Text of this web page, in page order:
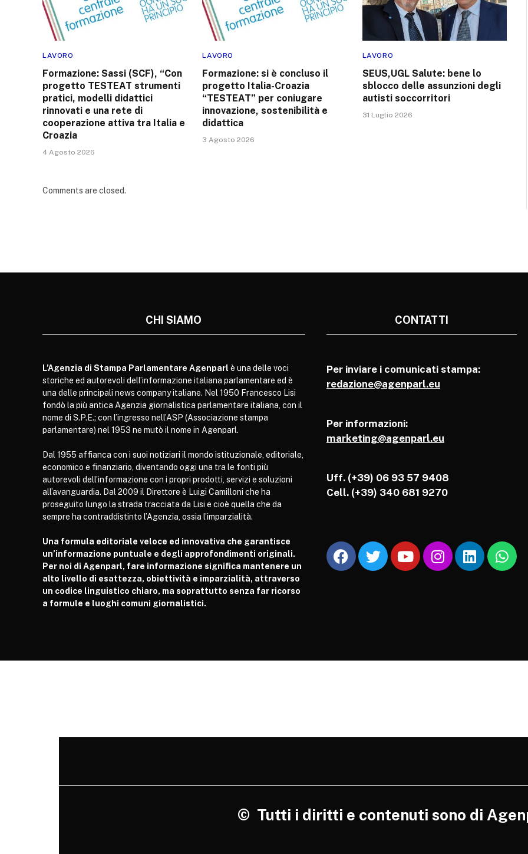
LAVORO
Formazione: Sassi (SCF), “Con
progetto TESTEAT strumenti
pratici, modelli didattici
rinnovati e una rete di
cooperazione attiva tra Italia e
Croazia
4 Agosto 2026
LAVORO
Formazione: si è concluso il
progetto Italia-Croazia
“TESTEAT” per coniugare
innovazione, sostenibilità e
didattica
3 Agosto 2026
LAVORO
SEUS,UGL Salute: bene lo
sblocco delle assunzioni degli
autisti soccorritori
31 Luglio 2026
Comments are closed.
CHI SIAMO
L’Agenzia di Stampa Parlamentare Agenparl è una delle voci
storiche ed autorevoli dell’informazione italiana parlamentare ed è
una delle principali news company italiane. Nel 1950 Francesco Lisi
fondò la più antica Agenzia giornalistica parlamentare italiana, con il
nome di S.P.E.; con l’ingresso nell’ASP (Associazione stampa
parlamentare) nel 1953 ne mutò il nome in Agenparl.
Dal 1955 affianca con i suoi notiziari il mondo istituzionale, editoriale,
economico e finanziario, diventando oggi una tra le fonti più
autorevoli dell’informazione con i propri prodotti, servizi e soluzioni
all’avanguardia. Dal 2009 il Direttore è Luigi Camilloni che ha
proseguito lungo la strada tracciata da Lisi e cioè quella che da
sempre ha contraddistinto l’Agenzia, ossia l’imparzialità.
Una formula editoriale veloce ed innovativa che garantisce
un’informazione puntuale e degli approfondimenti originali.
Per noi di Agenparl, fare informazione significa mantenere un
alto livello di esattezza, obiettività e imparzialità, attraverso
un codice linguistico chiaro, ma soprattutto senza far ricorso
a formule e luoghi comuni giornalistici.
CONTATTI
Per inviare i comunicati stampa:
redazione@agenparl.eu
Per informazioni:
marketing@agenparl.eu
Uff. (+39) 06 93 57 9408
Cell. (+39) 340 681 9270
©Tutti i diritti e contenuti sono di